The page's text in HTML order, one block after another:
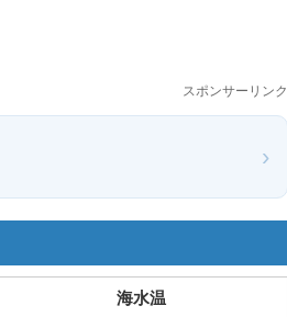
スポンサーリンク
›
海水温